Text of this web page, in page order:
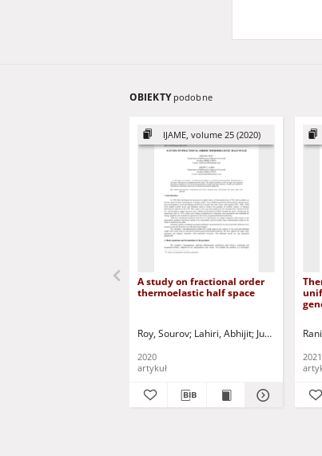
OBIEKTY podobne
IJAME, volume 25 (2020)
A study on fractional order
thermoelastic half space
Roy, Sourov Lahiri, Abhijit Jurczak,
2020
artykuł
2021